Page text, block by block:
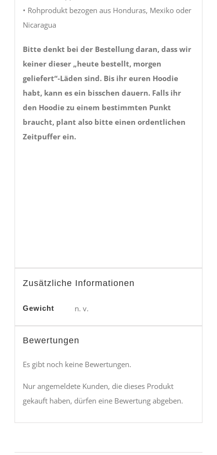
• Rohprodukt bezogen aus Honduras, Mexiko oder
Nicaragua
Bitte denkt bei der Bestellung daran, dass wir
keiner dieser „heute bestellt, morgen
geliefert“-Läden sind. Bis ihr euren Hoodie
habt, kann es ein bisschen dauern. Falls ihr
den Hoodie zu einem bestimmten Punkt
braucht, plant also bitte einen ordentlichen
Zeitpuffer ein.
Zusätzliche Informationen
Gewicht n. v.
Bewertungen
Es gibt noch keine Bewertungen.
Nur angemeldete Kunden, die dieses Produkt
gekauft haben, dürfen eine Bewertung abgeben.